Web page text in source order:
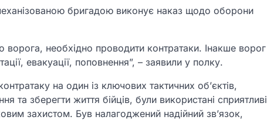
бригадою виконує наказ щодо оборони
необхідно проводити контратаки. Інакше ворог
евакуації, поповнення”, – заявили у полку.
на один із ключових тактичних об’єктів,
зберегти життя бійців, були використані сприятливі
захистом. Був налагоджений надійний зв’язок,